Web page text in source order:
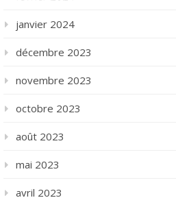
janvier 2024
décembre 2023
novembre 2023
octobre 2023
août 2023
mai 2023
avril 2023